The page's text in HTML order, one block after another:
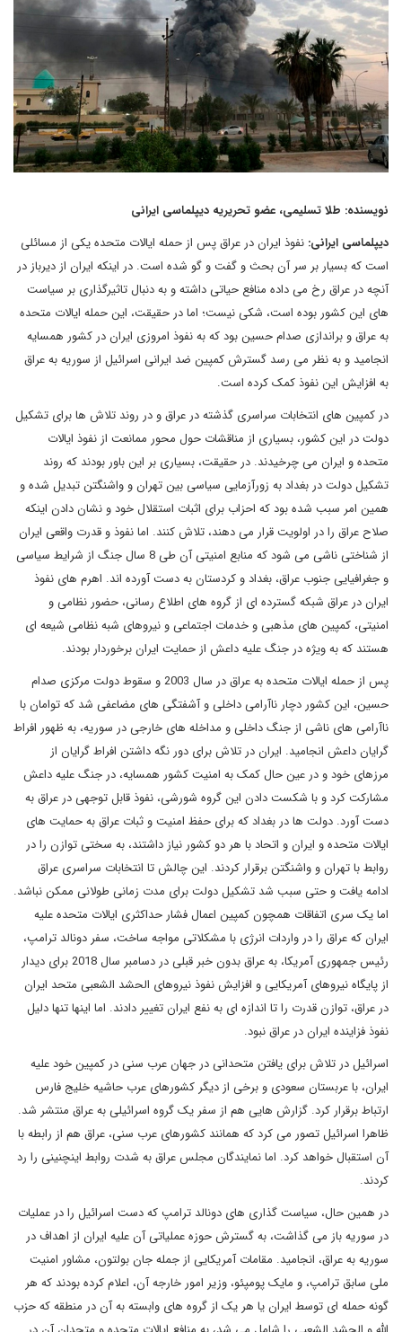
نویسنده: طلا تسلیمی، عضو تحریریه دیپلماسی ایرانی
دیپلماسی ایرانی: نفوذ ایران در عراق پس از حمله ایالات متحده یکی از مسائلی
است که بسیار بر سر آن بحث و گفت و گو شده است. در اینکه ایران از دیرباز در
آنچه در عراق رخ می داده منافع حیاتی داشته و به دنبال تاثیرگذاری بر سیاست
های این کشور بوده است، شکی نیست؛ اما در حقیقت، این حمله ایالات متحده
به عراق و براندازی صدام حسین بود که به نفوذ امروزی ایران در کشور همسایه
انجامید و به نظر می رسد گسترش کمپین ضد ایرانی اسرائیل از سوریه به عراق
به افزایش این نفوذ کمک کرده است.
در کمپین های انتخابات سراسری گذشته در عراق و در روند تلاش ها برای تشکیل
دولت در این کشور، بسیاری از مناقشات حول محور ممانعت از نفوذ ایالات
متحده و ایران می چرخیدند. در حقیقت، بسیاری بر این باور بودند که روند
تشکیل دولت در بغداد به زورآزمایی سیاسی بین تهران و واشنگتن تبدیل شده و
همین امر سبب شده بود که احزاب برای اثبات استقلال خود و نشان دادن اینکه
صلاح عراق را در اولویت قرار می دهند، تلاش کنند. اما نفوذ و قدرت واقعی ایران
از شناختی ناشی می شود که منابع امنیتی آن طی 8 سال جنگ از شرایط سیاسی
و جغرافیایی جنوب عراق، بغداد و کردستان به دست آورده اند. اهرم های نفوذ
ایران در عراق شبکه گسترده ای از گروه های اطلاع رسانی، حضور نظامی و
امنیتی، کمپین های مذهبی و خدمات اجتماعی و نیروهای شبه نظامی شیعه ای
هستند که به ویژه در جنگ علیه داعش از حمایت ایران برخوردار بودند.
پس از حمله ایالات متحده به عراق در سال 2003 و سقوط دولت مرکزی صدام
حسین، این کشور دچار ناآرامی داخلی و آشفتگی های مضاعفی شد که توامان با
ناآرامی های ناشی از جنگ داخلی و مداخله های خارجی در سوریه، به ظهور افراط
گرایان داعش انجامید. ایران در تلاش برای دور نگه داشتن افراط گرایان از
مرزهای خود و در عین حال کمک به امنیت کشور همسایه، در جنگ علیه داعش
مشارکت کرد و با شکست دادن این گروه شورشی، نفوذ قابل توجهی در عراق به
دست آورد. دولت ها در بغداد که برای حفظ امنیت و ثبات عراق به حمایت های
ایالات متحده و ایران و اتحاد با هر دو کشور نیاز داشتند، به سختی توازن را در
روابط با تهران و واشنگتن برقرار کردند. این چالش تا انتخابات سراسری عراق
ادامه یافت و حتی سبب شد تشکیل دولت برای مدت زمانی طولانی ممکن نباشد.
اما یک سری اتفاقات همچون کمپین اعمال فشار حداکثری ایالات متحده علیه
ایران که عراق را در واردات انرژی با مشکلاتی مواجه ساخت، سفر دونالد ترامپ،
رئیس جمهوری آمریکا، به عراق بدون خبر قبلی در دسامبر سال 2018 برای دیدار
از پایگاه نیروهای آمریکایی و افزایش نفوذ نیروهای الحشد الشعبی متحد ایران
در عراق، توازن قدرت را تا اندازه ای به نفع ایران تغییر دادند. اما اینها تنها دلیل
نفوذ فزاینده ایران در عراق نبود.
اسرائیل در تلاش برای یافتن متحدانی در جهان عرب سنی در کمپین خود علیه
ایران، با عربستان سعودی و برخی از دیگر کشورهای عرب حاشیه خلیج فارس
ارتباط برقرار کرد. گزارش هایی هم از سفر یک گروه اسرائیلی به عراق منتشر شد.
ظاهرا اسرائیل تصور می کرد که همانند کشورهای عرب سنی، عراق هم از رابطه با
آن استقبال خواهد کرد. اما نمایندگان مجلس عراق به شدت روابط اینچنینی را رد
کردند.
در همین حال، سیاست گذاری های دونالد ترامپ که دست اسرائیل را در عملیات
در سوریه باز می گذاشت، به گسترش حوزه عملیاتی آن علیه ایران از اهداف در
سوریه به عراق، انجامید. مقامات آمریکایی از جمله جان بولتون، مشاور امنیت
ملی سابق ترامپ، و مایک پومپئو، وزیر امور خارجه آن، اعلام کرده بودند که هر
گونه حمله ای توسط ایران یا هر یک از گروه های وابسته به آن در منطقه که حزب